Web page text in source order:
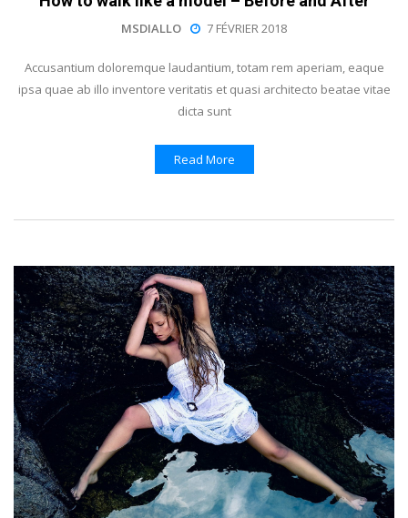
MSDIALLO 7 FÉVRIER 2018
Accusantium doloremque laudantium, totam rem aperiam, eaque
ipsa quae ab illo inventore veritatis et quasi architecto beatae vitae
dicta sunt
Read More